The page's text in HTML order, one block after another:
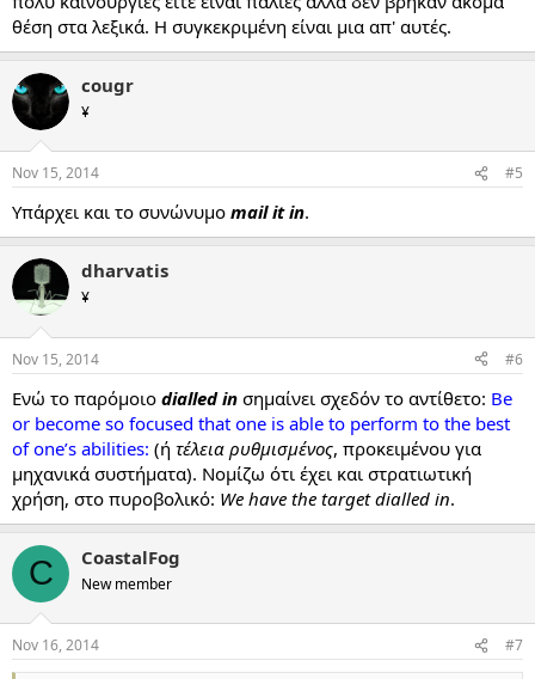
θέση στα λεξικά. Η συγκεκριμένη είναι μια απ' αυτές.
cougr
¥
Nov 15, 2014 #5
Υπάρχει και το συνώνυμο mail it in.
dharvatis
¥
Nov 15, 2014 #6
Ενώ το παρόμοιο dialled in σημαίνει σχεδόν το αντίθετο: Be
or become so focused that one is able to perform to the best
of one’s abilities: (ή τέλεια ρυθμισμένος, προκειμένου για
μηχανικά συστήματα). Νομίζω ότι έχει και στρατιωτική
χρήση, στο πυροβολικό: We have the target dialled in.
C CoastalFog
New member
Nov 16, 2014 #7